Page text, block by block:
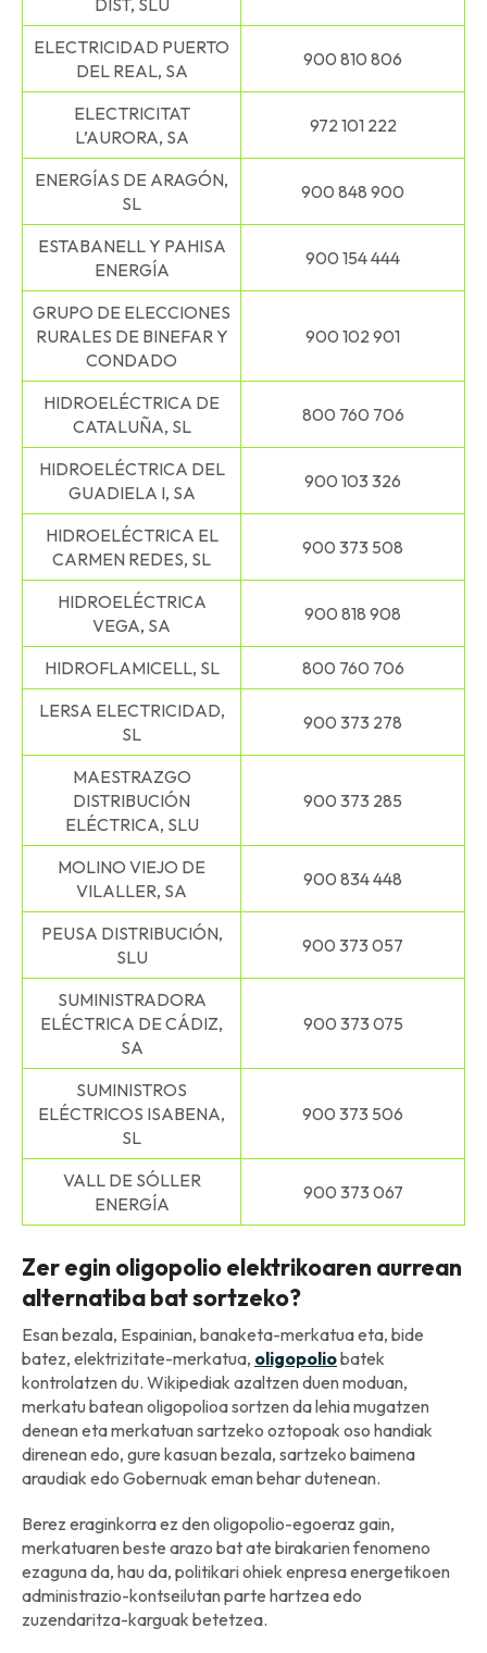
ELECTRICIDAD PUERTO
DEL REAL, SA
900 810 806
ELECTRICITAT
L’AURORA, SA
972 101 222
ENERGÍAS DE ARAGÓN,
SL
900 848 900
ESTABANELL Y PAHISA
ENERGÍA
900 154 444
GRUPO DE ELECCIONES
RURALES DE BINEFAR Y
CONDADO
900 102 901
HIDROELÉCTRICA DE
CATALUÑA, SL
800 760 706
HIDROELÉCTRICA DEL
GUADIELA I, SA
900 103 326
HIDROELÉCTRICA EL
CARMEN REDES, SL
900 373 508
HIDROELÉCTRICA
VEGA, SA
900 818 908
HIDROFLAMICELL, SL
800 760 706
LERSA ELECTRICIDAD,
SL
900 373 278
MAESTRAZGO
DISTRIBUCIÓN
ELÉCTRICA, SLU
900 373 285
MOLINO VIEJO DE
VILALLER, SA
900 834 448
PEUSA DISTRIBUCIÓN,
SLU
900 373 057
SUMINISTRADORA
ELÉCTRICA DE CÁDIZ,
SA
900 373 075
SUMINISTROS
ELÉCTRICOS ISABENA,
SL
900 373 506
VALL DE SÓLLER
ENERGÍA
900 373 067
Zer egin oligopolio elektrikoaren aurrean
alternatiba bat sortzeko?
Esan bezala, Espainian, banaketa-merkatua eta, bide
batez, elektrizitate-merkatua, oligopoliobatek
kontrolatzen du. Wikipediak azaltzen duen moduan,
merkatu batean oligopolioa sortzen da lehia mugatzen
denean eta merkatuan sartzeko oztopoak oso handiak
direnean edo, gure kasuan bezala, sartzeko baimena
araudiak edo Gobernuak eman behar dutenean.
Berez eraginkorra ez den oligopolio-egoeraz gain,
merkatuaren beste arazo bat ate birakarien fenomeno
ezaguna da, hau da, politikari ohiek enpresa energetikoen
administrazio-kontseilutan parte hartzea edo
zuzendaritza-karguak betetzea.